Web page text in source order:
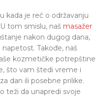
kada je reč o održavanju
tom smislu, naš masažer
nakon dugog dana,
Takođe, naš
kozmetičke potrepštine
što vam štedi vreme i
dan ili posebne prilike.
teži da unapredi svoje